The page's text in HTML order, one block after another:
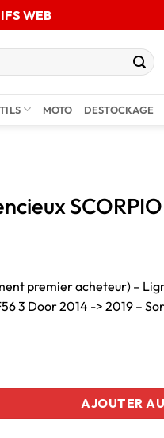
WEB
MOTO DESTOCKAGE
premier acheteur) –
3 Door 2014 -> 2019 –
AJOUTER